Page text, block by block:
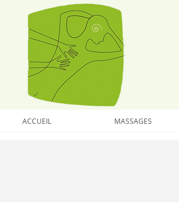
ACCUEIL MASSAGES